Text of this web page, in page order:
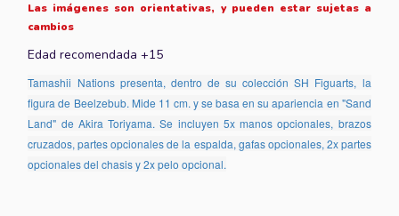
Las imágenes son orientativas, y pueden estar sujetas a
cambios
Edad recomendada +15
Tamashii Nations presenta, dentro de su colección SH Figuarts, la
figura de Beelzebub. Mide 11 cm. y se basa en su apariencia en "Sand
Land" de Akira Toriyama. Se incluyen 5x manos opcionales, brazos
cruzados, partes opcionales de la espalda, gafas opcionales, 2x partes
opcionales del chasis y 2x pelo opcional.